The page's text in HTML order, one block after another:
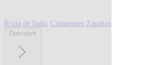
Ropa de baño Cinturones Zapatos
Descubrir